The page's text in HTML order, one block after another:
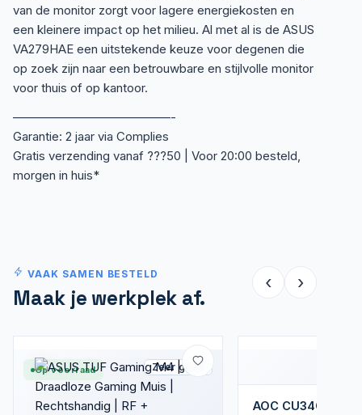
van de monitor zorgt voor lagere energiekosten en
een kleinere impact op het milieu. Al met al is de ASUS
VA279HAE een uitstekende keuze voor degenen die
op zoek zijn naar een betrouwbare en stijlvolle monitor
voor thuis of op kantoor.
—————————————-
Garantie: 2 jaar via Complies
Gratis verzending vanaf ???50 | Voor 20:00 besteld,
morgen in huis*
VAAK SAMEN BESTELD
Maak je werkplek af.
‹ ›
Op voorraad Zeer goed
AOC CU34G4 |